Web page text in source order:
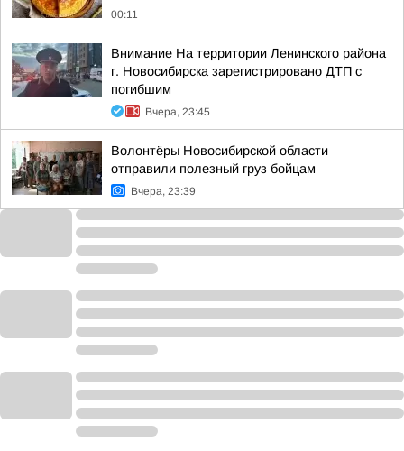
00:11
Внимание На территории Ленинского района
г. Новосибирска зарегистрировано ДТП с
погибшим
Вчера, 23:45
Волонтёры Новосибирской области
отправили полезный груз бойцам
Вчера, 23:39